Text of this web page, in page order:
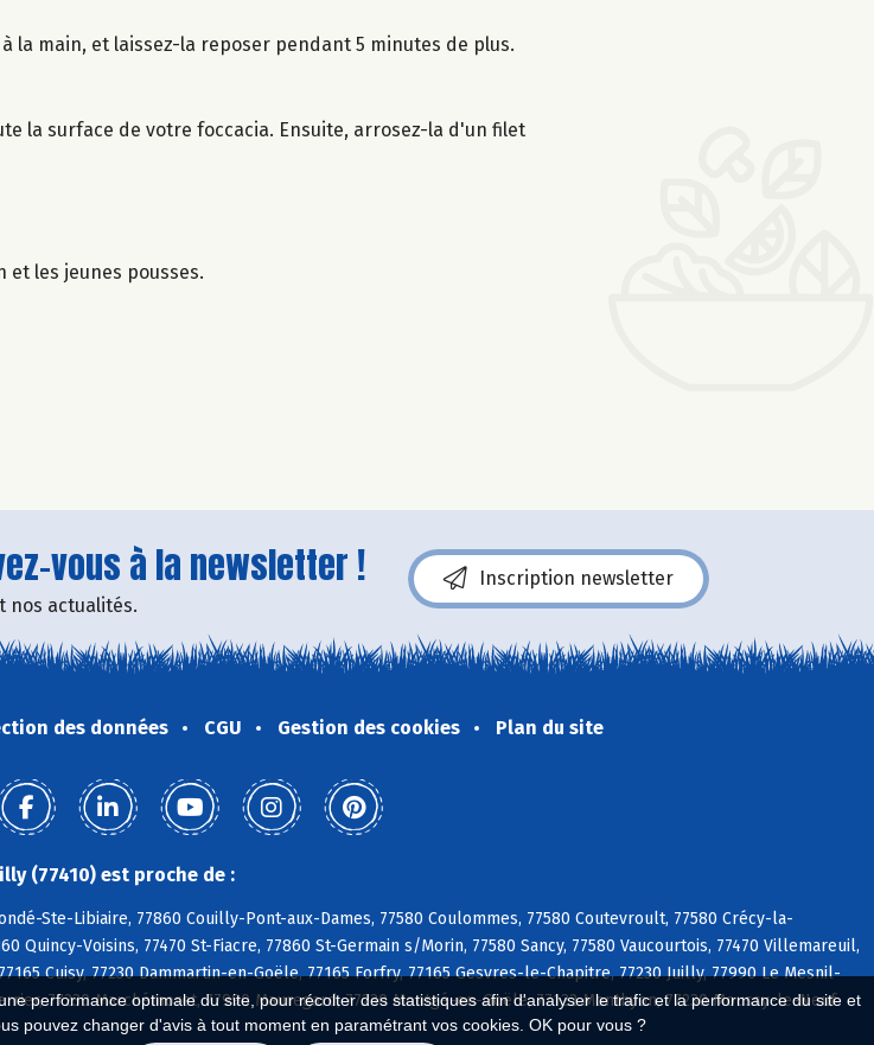
performance optimale du site, pour récolter des statistiques afin d'analyser le trafic et la performance du site et
pouvez changer d'avis à tout moment en paramétrant vos cookies. OK pour vous ?
la main, et laissez-la reposer pendant 5 minutes de plus.
la surface de votre foccacia. Ensuite, arrosez-la d'un filet
et les jeunes pousses.
vous à la newsletter !
nos actualités.
Inscription newsletter
des données CGU Gestion des cookies Plan du site
(77410) est proche de :
Ste-Libiaire, 77860 Couilly-Pont-aux-Dames, 77580 Coulommes, 77580 Coutevroult, 77580 Crécy-la-
Quincy-Voisins, 77470 St-Fiacre, 77860 St-Germain s/Morin, 77580 Sancy, 77580 Vaucourtois, 77470 Villemareuil,
Cuisy, 77230 Dammartin-en-Goële, 77165 Forfry, 77165 Gesvres-le-Chapitre, 77230 Juilly, 77990 Le Mesnil-
77230 Marchémoret, 77990 Mauregard, 77230 Montgé-en-Goële, 77122 Monthyon, 77230 Moussy-le-Neuf